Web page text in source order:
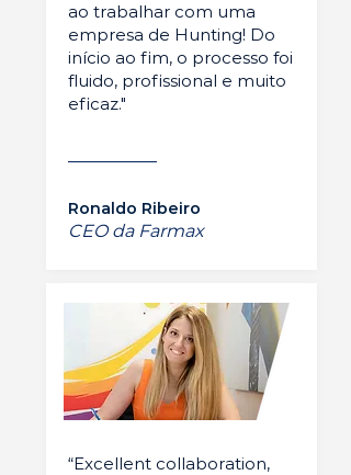
ao trabalhar com uma
empresa de Hunting! Do
início ao fim, o processo foi
fluido, profissional e muito
eficaz."
Ronaldo Ribeiro
CEO da Farmax
“Excellent collaboration,